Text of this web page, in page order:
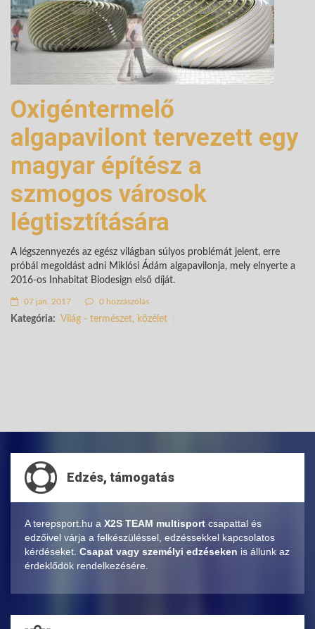
Oxigéntermelő
algapavilont tervezett egy
magyar építész a
szmogos városok
légtisztítására
A légszennyezés az egész világban súlyos problémát jelent, erre
próbál megoldást adni Miklósi Ádám algapavilonja, mely elnyerte a
2016-os Inhabitat Biodesign első díját.
07 jan. 2017 0 hozzászólás
Kategória: Világ - természet, közélet
Edzés, támogatás
A terepsport.hu a X2S TEAM multisport csapattal és
edzőivel várja a felkészüléssel, edzéssekkel kapcsolatos
kérdéseket. Csapat vagy személyi edzéseken is állunk az
érdeklődök rendelkezésére.